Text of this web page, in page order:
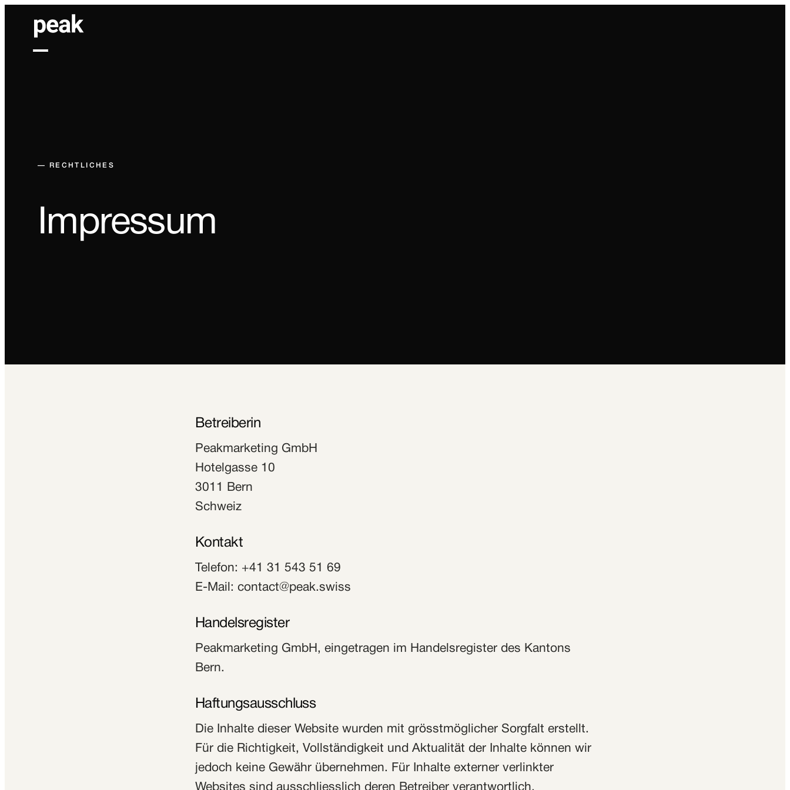
— RECHTLICHES
Impressum
Betreiberin
Peakmarketing GmbH
Hotelgasse 10
3011 Bern
Schweiz
Kontakt
Telefon: +41 31 543 51 69
E-Mail: contact@peak.swiss
Handelsregister
Peakmarketing GmbH, eingetragen im Handelsregister des Kantons
Bern.
Haftungsausschluss
Die Inhalte dieser Website wurden mit grösstmöglicher Sorgfalt erstellt.
Für die Richtigkeit, Vollständigkeit und Aktualität der Inhalte können wir
jedoch keine Gewähr übernehmen. Für Inhalte externer verlinkter
Websites sind ausschliesslich deren Betreiber verantwortlich.